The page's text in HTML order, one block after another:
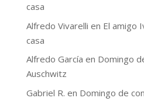
casa
Alfredo Vivarelli en El amigo
casa
Alfredo García en Domingo
Auschwitz
Gabriel R. en Domingo de